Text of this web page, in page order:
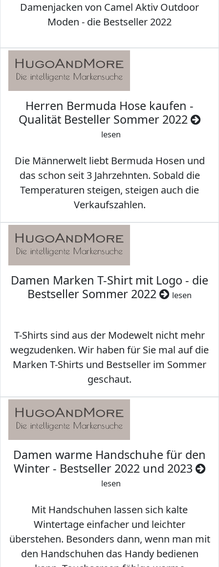
Damenjacken von Camel Aktiv Outdoor
Moden - die Bestseller 2022
Herren Bermuda Hose kaufen -
Qualität Besteller Sommer 2022
lesen
Die Männerwelt liebt Bermuda Hosen und
das schon seit 3 Jahrzehnten. Sobald die
Temperaturen steigen, steigen auch die
Verkaufszahlen.
Damen Marken T-Shirt mit Logo - die
Bestseller Sommer 2022
lesen
T-Shirts sind aus der Modewelt nicht mehr
wegzudenken. Wir haben für Sie mal auf die
Marken T-Shirts und Bestseller im Sommer
geschaut.
Damen warme Handschuhe für den
Winter - Bestseller 2022 und 2023
lesen
Mit Handschuhen lassen sich kalte
Wintertage einfacher und leichter
überstehen. Besonders dann, wenn man mit
den Handschuhen das Handy bedienen